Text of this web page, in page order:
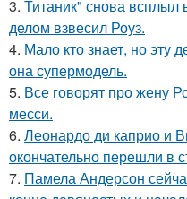
3. Титаник" снова всплыл
делом взвесил Роуз.
4. Мало кто знает, но эту
она супермодель.
5. Все говорят про жену
месси.
6. Леонардо ди каприо и
окончательно перешли в
7. Памела Андерсон